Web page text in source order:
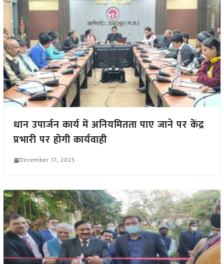
धान उपार्जन कार्य में अनियमितता पाए जाने पर केंद्र
प्रभारी पर होगी कार्यवाही
December 17, 2025